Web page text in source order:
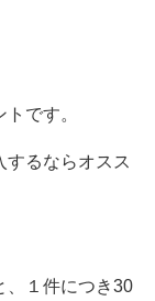
です。
するならオスス
、１件につき30